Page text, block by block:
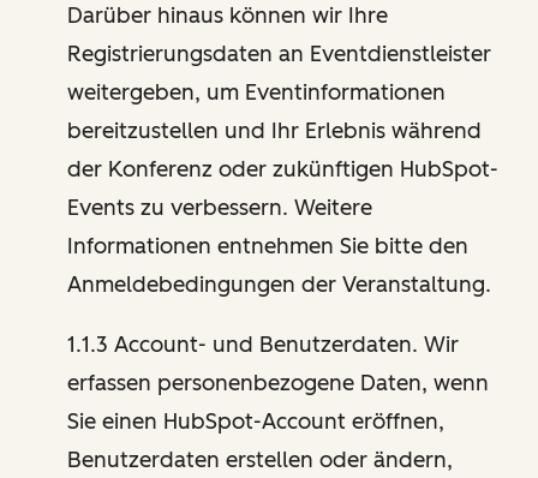
Darüber hinaus können wir Ihre
Registrierungsdaten an Eventdienstleister
weitergeben, um Eventinformationen
bereitzustellen und Ihr Erlebnis während
der Konferenz oder zukünftigen HubSpot-
Events zu verbessern. Weitere
Informationen entnehmen Sie bitte den
Anmeldebedingungen der Veranstaltung.
1.1.3 Account- und Benutzerdaten. Wir
erfassen personenbezogene Daten, wenn
Sie einen HubSpot-Account eröffnen,
Benutzerdaten erstellen oder ändern,